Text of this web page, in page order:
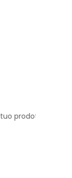
prodotto in soli